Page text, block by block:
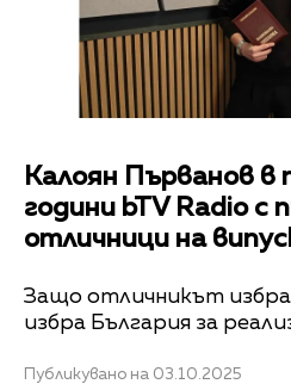
Калоян Първанов в
години bTV Radio с
отличници на
Защо отличникът
избра България за
Публикувано на 03.10.2025